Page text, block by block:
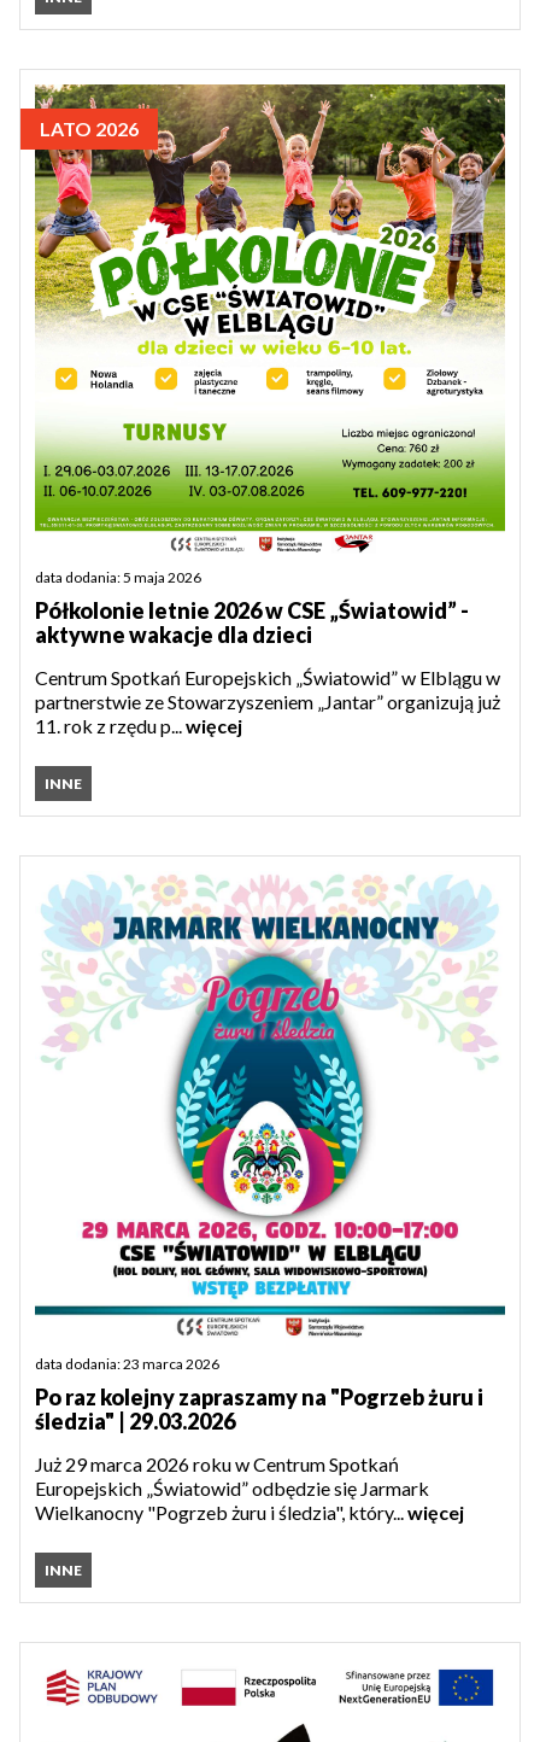
LATO 2026
data dodania: 5 maja 2026
Półkolonie letnie 2026 w CSE „Światowid” -
aktywne wakacje dla dzieci
Centrum Spotkań Europejskich „Światowid” w Elblągu w
partnerstwie ze Stowarzyszeniem „Jantar” organizują już
11. rok z rzędu p...więcej
INNE
data dodania: 23 marca 2026
Po raz kolejny zapraszamy na "Pogrzeb żuru i
śledzia" | 29.03.2026
Już 29 marca 2026 roku w Centrum Spotkań
Europejskich „Światowid” odbędzie się Jarmark
Wielkanocny "Pogrzeb żuru i śledzia", który...więcej
INNE